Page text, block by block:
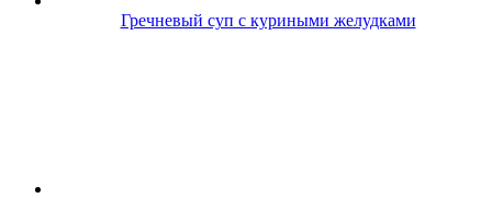
Гречневый суп с куриными желудками